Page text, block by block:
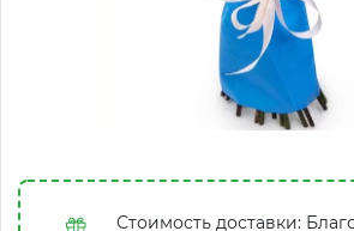
Стоимость доставки: